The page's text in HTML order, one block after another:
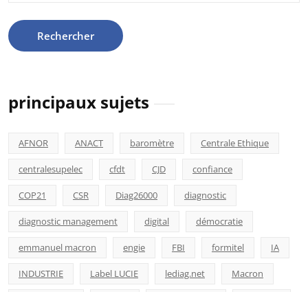
principaux sujets
AFNOR ANACT baromètre Centrale Ethique
centralesupelec cfdt CJD confiance
COP21 CSR Diag26000 diagnostic
diagnostic management digital démocratie
emmanuel macron engie FBI formitel IA
INDUSTRIE Label LUCIE lediag.net Macron